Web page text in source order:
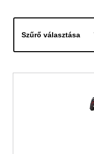
Szűrő választása